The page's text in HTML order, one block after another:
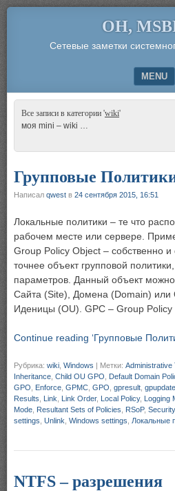
OH,
Сетевые заметки
MENU
SKIP TO CONTENT
Все записи в категории 'wiki'
моя mini – wiki …
Групповые
Написал qwest в 24 сентября 2015, 16:51
Локальные политики – те что
рабочем месте или сервере.
Group Policy Object – собственно и
точнее объект групповой
параметров. Данный объект
Сайта (Site), Домена (Domain) или
Иденицы (OU). GPC – Group Policy
Continue reading ‘Групповые
Рубрика: wiki Windows | Метки: Administrative
Inheritance Child OU GPO Default Domain
GPO
Enforce GPMC GPO gpresult gpupdate
Results
Link Link Order, Local Policy, Logging
Mode Resultant Sets of Policies RSoP,
settings Unlink Windows settings Локальные
NTFS – разрешения